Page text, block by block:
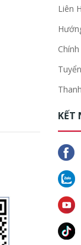
Liên
KẾT